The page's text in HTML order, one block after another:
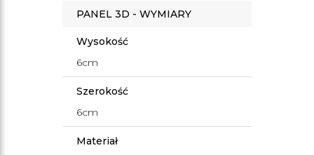
PANEL 3D - WYMIARY
Wysokość
6cm
Szerokość
6cm
Materiał